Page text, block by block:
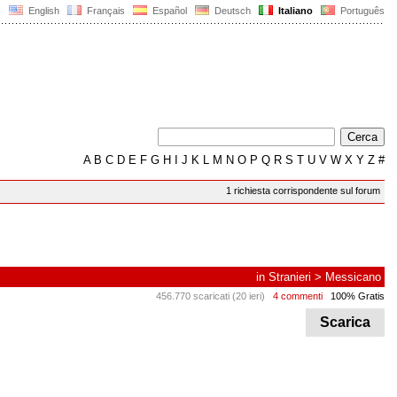
English Français Español Deutsch Italiano Português
AB C D E F G H J K L M N O P Q R S T U V W X Y Z #
1 richiesta corrispondente sul forum
in Stranieri > Messicano
456.770 scaricati (20 ieri) 4 commenti 100% Gratis
Scarica